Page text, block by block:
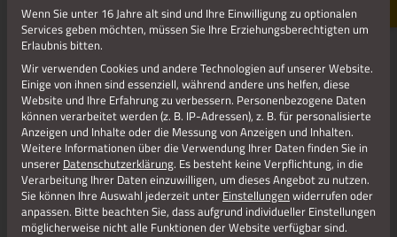
Wenn Sie unter 16 Jahre alt sind und Ihre Einwilligung zu optionalen
Services geben möchten, müssen Sie Ihre Erziehungsberechtigten um
Erlaubnis bitten.
Wir verwenden Cookies und andere Technologien auf unserer Website.
Einige von ihnen sind essenziell, während andere uns helfen, diese
Website und Ihre Erfahrung zu verbessern. Personenbezogene Daten
können verarbeitet werden (z. B. IP-Adressen), z. B. für personalisierte
Anzeigen und Inhalte oder die Messung von Anzeigen und Inhalten.
Weitere Informationen über die Verwendung Ihrer Daten finden Sie in
unserer Datenschutzerklärung. Es besteht keine Verpflichtung, in die
Verarbeitung Ihrer Daten einzuwilligen, um dieses Angebot zu nutzen.
Sie können Ihre Auswahl jederzeit unter Einstellungen widerrufen oder
anpassen. Bitte beachten Sie, dass aufgrund individueller Einstellungen
möglicherweise nicht alle Funktionen der Website verfügbar sind.